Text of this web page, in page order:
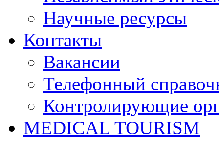
Научные ресурсы
Контакты
Вакансии
Телефонный
Контролирующие
MEDICAL TOURISM